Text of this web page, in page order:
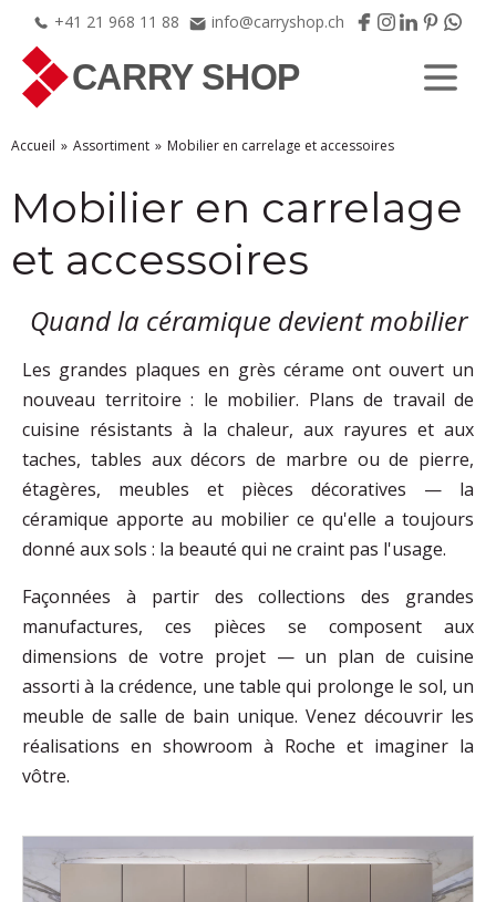
+41 21 968 11 88 info@carryshop.ch
Accueil Assortiment Mobilier en carrelage et accessoires
Mobilier en carrelage
et accessoires
Quand la céramique devient mobilier
Les grandes plaques en grès cérame ont ouvert un
nouveau territoire : le mobilier. Plans de travail de
cuisine résistants à la chaleur, aux rayures et aux
taches, tables aux décors de marbre ou de pierre,
étagères, meubles et pièces décoratives — la
céramique apporte au mobilier ce qu'elle a toujours
donné aux sols : la beauté qui ne craint pas l'usage.
Façonnées à partir des collections des grandes
manufactures, ces pièces se composent aux
dimensions de votre projet — un plan de cuisine
assorti à la crédence, une table qui prolonge le sol, un
meuble de salle de bain unique. Venez découvrir les
réalisations en showroom à Roche et imaginer la
vôtre.